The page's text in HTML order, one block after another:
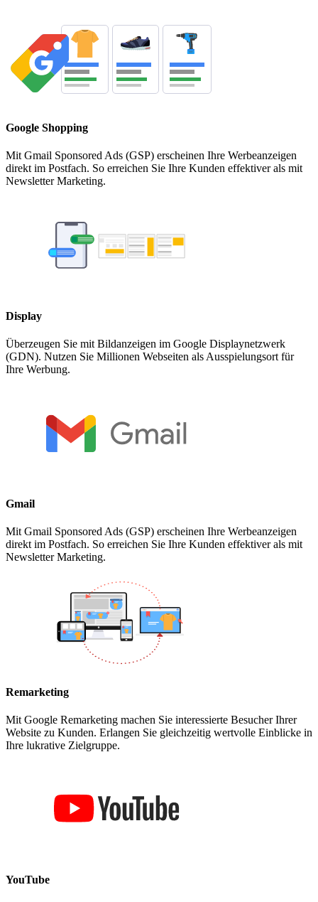
Google Shopping
Mit Gmail Sponsored Ads (GSP) erscheinen Ihre Werbeanzeigen
direkt im Postfach. So erreichen Sie Ihre Kunden effektiver als mit
Newsletter Marketing.
Display
Überzeugen Sie mit Bildanzeigen im Google Displaynetzwerk
(GDN). Nutzen Sie Millionen Webseiten als Ausspielungsort für
Ihre Werbung.
Gmail
Mit Gmail Sponsored Ads (GSP) erscheinen Ihre Werbeanzeigen
direkt im Postfach. So erreichen Sie Ihre Kunden effektiver als mit
Newsletter Marketing.
Remarketing
Mit Google Remarketing machen Sie interessierte Besucher Ihrer
Website zu Kunden. Erlangen Sie gleichzeitig wertvolle Einblicke in
Ihre lukrative Zielgruppe.
YouTube